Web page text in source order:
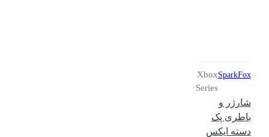
SparkFox
Xbox
Series
شارژر و
باطری پک
دسته ایکس